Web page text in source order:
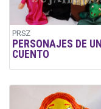
PRSZ
PERSONAJES DE UN
CUENTO